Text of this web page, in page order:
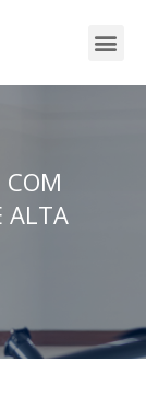
COM
ALTA